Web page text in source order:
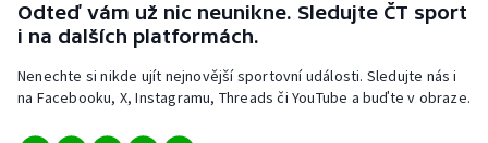
Odteď vám už nic neunikne. Sledujte ČT sport
i na dalších platformách.
Nenechte si nikde ujít nejnovější sportovní události. Sledujte nás i
na Facebooku, X, Instagramu, Threads či YouTube a buďte v obraze.